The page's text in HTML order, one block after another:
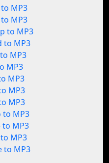
MP3
MP3
to MP3
to MP3
MP3
MP3
MP3
MP3
MP3
to MP3
to MP3
MP3
to MP3